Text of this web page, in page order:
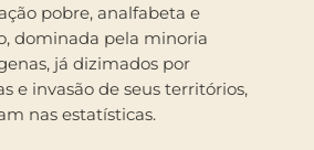
pobre, analfabeta e
dominada pela minoria
já dizimados por
e invasão de seus territórios,
nas estatísticas.